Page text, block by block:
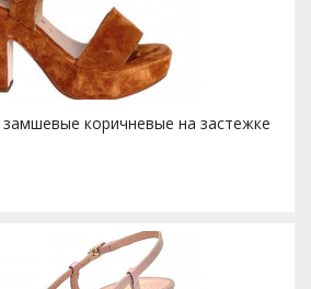
коричневые на застежке